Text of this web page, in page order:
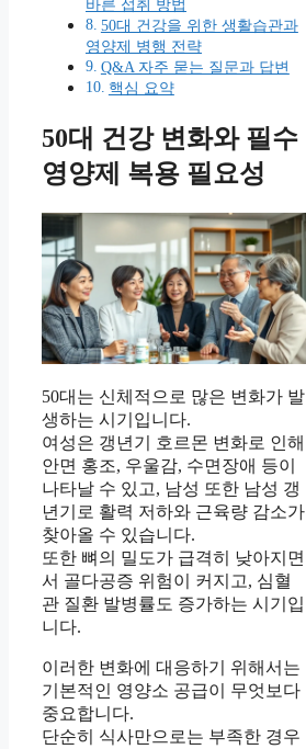
바른 섭취 방법
50대 건강을 위한 생활습관과
영양제 병행 전략
Q&A 자주 묻는 질문과 답변
핵심 요약
50대 건강 변화와 필수
영양제 복용 필요성
50대는 신체적으로 많은 변화가 발
생하는 시기입니다.
여성은 갱년기 호르몬 변화로 인해
안면 홍조, 우울감, 수면장애 등이
나타날 수 있고, 남성 또한 남성 갱
년기로 활력 저하와 근육량 감소가
찾아올 수 있습니다.
또한 뼈의 밀도가 급격히 낮아지면
서 골다공증 위험이 커지고, 심혈
관 질환 발병률도 증가하는 시기입
니다.
이러한 변화에 대응하기 위해서는
기본적인 영양소 공급이 무엇보다
중요합니다.
단순히 식사만으로는 부족한 경우